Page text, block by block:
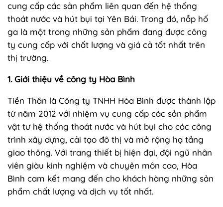
cung cấp các sản phẩm liên quan đến hệ thống
thoát nước và hút bụi tại Yên Bái. Trong đó, nắp hố
ga là một trong những sản phẩm đang được công
ty cung cấp với chất lượng và giá cả tốt nhất trên
thị trường.
1. Giới thiệu về công ty Hòa Bình
Tiền Thân là Công ty TNHH Hòa Bình được thành lập
từ năm 2012 với nhiệm vụ cung cấp các sản phẩm
vật tư hệ thống thoát nước và hút bụi cho các công
trình xây dựng, cải tạo đô thị và mở rộng hạ tầng
giao thông. Với trang thiết bị hiện đại, đội ngũ nhân
viên giàu kinh nghiệm và chuyên môn cao, Hòa
Bình cam kết mang đến cho khách hàng những sản
phẩm chất lượng và dịch vụ tốt nhất.